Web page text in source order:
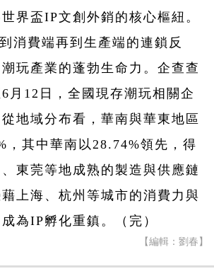
界盃IP文創外銷的核心樞紐。
消費端再到生產端的連鎖反
玩產業的蓬勃生命力。企查查
月12日，全國現存潮玩相關企
地域分布看，華南與華東地區
，其中華南以28.74%領先，得
東莞等地成熟的製造與供應鏈
上海、杭州等城市的消費力與
為IP孵化重鎮。（完）
【編輯：劉春】